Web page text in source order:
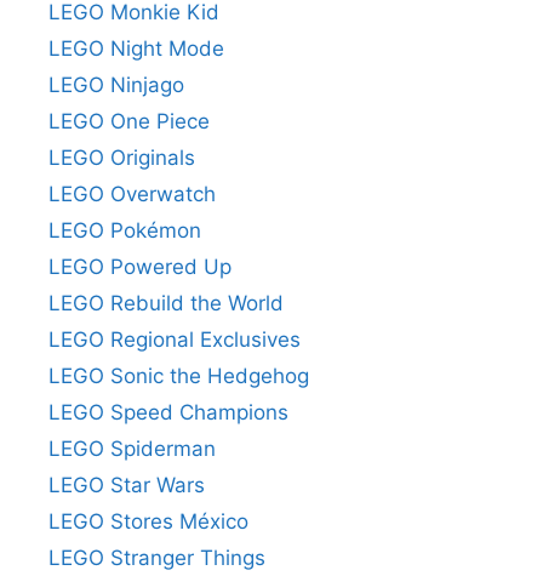
LEGO Monkie Kid
LEGO Night Mode
LEGO Ninjago
LEGO One Piece
LEGO Originals
LEGO Overwatch
LEGO Pokémon
LEGO Powered Up
LEGO Rebuild the World
LEGO Regional Exclusives
LEGO Sonic the Hedgehog
LEGO Speed Champions
LEGO Spiderman
LEGO Star Wars
LEGO Stores México
LEGO Stranger Things